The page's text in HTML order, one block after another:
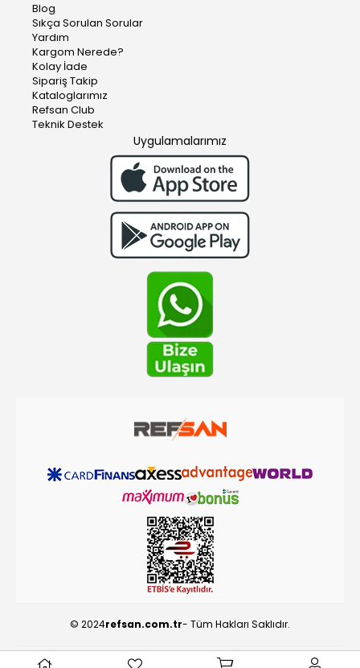
Blog
Sıkça Sorulan Sorular
Yardım
Kargom Nerede?
Kolay İade
Sipariş Takip
Kataloglarımız
Refsan Club
Teknik Destek
Uygulamalarımız
© 2024refsan.com.tr- Tüm Hakları Saklıdır.